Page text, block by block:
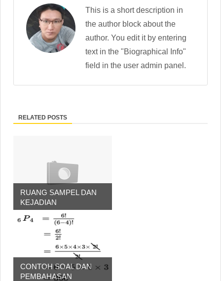
This is a short description in
the author block about the
author. You edit it by entering
text in the "Biographical Info"
field in the user admin panel.
RELATED POSTS
RUANG SAMPEL DAN
KEJADIAN
CONTOH SOAL DAN
PEMBAHASAN